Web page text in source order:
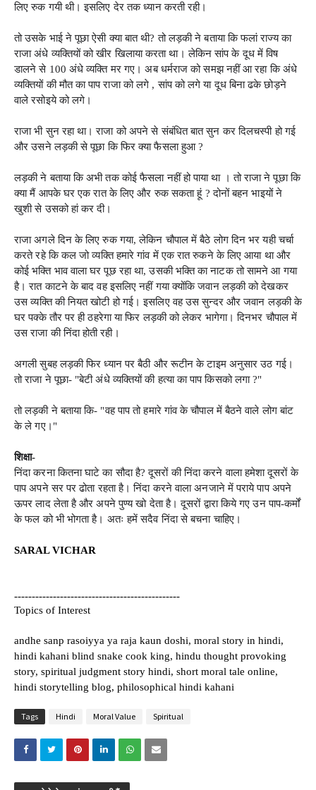
लिए रुक गयी थी। इसलिए देर तक ध्यान करती रही।
तो उसके भाई ने पूछा ऐसी क्या बात थी? तो लड़की ने बताया कि फलां राज्य का
राजा अंधे व्यक्तियों को खीर खिलाया करता था। लेकिन सांप के दूध में विष
डालने से 100 अंधे व्यक्ति मर गए। अब धर्मराज को समझ नहीं आ रहा कि अंधे
व्यक्तियों की मौत का पाप राजा को लगे , सांप को लगे या दूध बिना ढके छोड़ने
वाले रसोइये को लगे।
राजा भी सुन रहा था। राजा को अपने से संबंधित बात सुन कर दिलचस्पी हो गई
और उसने लड़की से पूछा कि फिर क्या फैसला हुआ ?
लड़की ने बताया कि अभी तक कोई फैसला नहीं हो पाया था । तो राजा ने पूछा कि
क्या मैं आपके घर एक रात के लिए और रुक सकता हूं ? दोनों बहन भाइयों ने
खुशी से उसको हां कर दी।
राजा अगले दिन के लिए रुक गया, लेकिन चौपाल में बैठे लोग दिन भर यही चर्चा
करते रहे कि कल जो व्यक्ति हमारे गांव में एक रात रुकने के लिए आया था और
कोई भक्ति भाव वाला घर पूछ रहा था, उसकी भक्ति का नाटक तो सामने आ गया
है। रात काटने के बाद वह इसलिए नहीं गया क्योंकि जवान लड़की को देखकर
उस व्यक्ति की नियत खोटी हो गई। इसलिए वह उस सुन्दर और जवान लड़की के
घर पक्के तौर पर ही ठहरेगा या फिर लड़की को लेकर भागेगा। दिनभर चौपाल में
उस राजा की निंदा होती रही।
अगली सुबह लड़की फिर ध्यान पर बैठी और रूटीन के टाइम अनुसार उठ गई।
तो राजा ने पूछा- "बेटी अंधे व्यक्तियों की हत्या का पाप किसको लगा ?"
तो लड़की ने बताया कि- "वह पाप तो हमारे गांव के चौपाल में बैठने वाले लोग बांट
के ले गए।"
शिक्षा-
निंदा करना कितना घाटे का सौदा है? दूसरों की निंदा करने वाला हमेशा दूसरों के
पाप अपने सर पर ढोता रहता है। निंदा करने वाला अनजाने में पराये पाप अपने
ऊपर लाद लेता है और अपने पुण्य खो देता है। दूसरों द्वारा किये गए उन पाप-कर्मों
के फल को भी भोगता है। अतः हमें सदैव निंदा से बचना चाहिए।
SARAL VICHAR
-----------------------------------------------
Topics of Interest
andhe sanp rasoiyya ya raja kaun doshi, moral story in hindi,
hindi kahani blind snake cook king, hindu thought provoking
story, spiritual judgment story hindi, short moral tale online,
hindi storytelling blog, philosophical hindi kahani
Tags Hindi Moral Value Spiritual